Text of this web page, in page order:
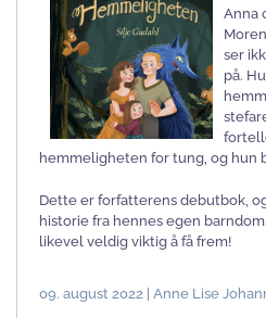
Anna
ser
på.
hemmeligheten for tung, og hun
Dette er forfatterens debutbok,
historie fra hennes egen
likevel veldig viktig å få frem!
09. august 2022 | Anne Lise